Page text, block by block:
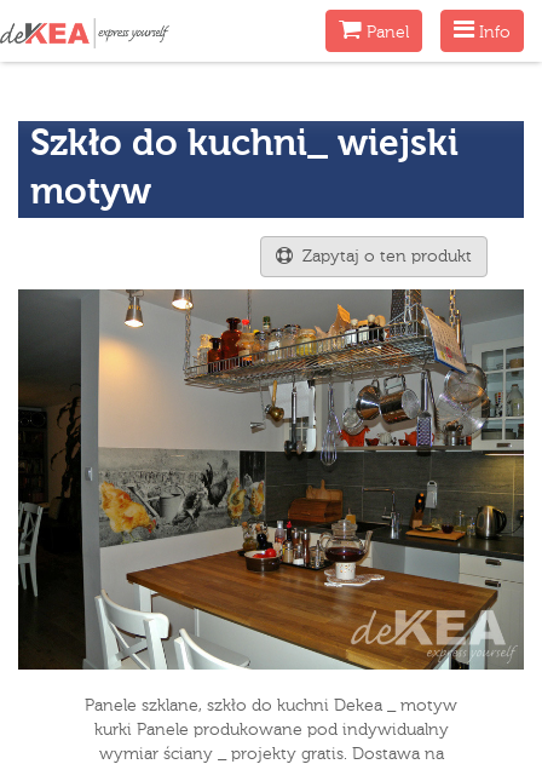
Menu
Info
MenuPanel
Szkło do kuchni_ wiejski
motyw
Zapytaj o ten produkt
Panele szklane, szkło do kuchni Dekea _ motyw
kurki Panele produkowane pod indywidualny
wymiar ściany _ projekty gratis. Dostawa na